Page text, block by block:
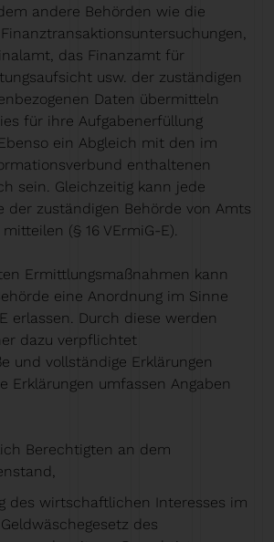
andere Behörden wie die
das Finanzamt für
usw. der zuständigen
Daten übermitteln
für ihre Aufgabenerfüllung
ein Abgleich mit den im
enthaltenen
sein. Gleichzeitig kann jede
der zuständigen Behörde von Amts
(§ 16 VErmiG-E).
Ermittlungsmaßnahmen kann
eine Anordnung im Sinne
erlassen. Durch diese werden
dazu verpflichtet
und vollständige Erklärungen
Erklärungen umfassen Angaben
Berechtigten an dem
des wirtschaftlichen Interesses im
des